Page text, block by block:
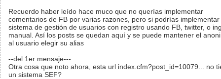
Recuerdo haber leído hace muco que no querías implementar
comentarios de FB por varias razones, pero si podrías implementar
sistema de gestión de usuarios con registro usando FB, twitter, o
manual. Así los posts se quedan aquí y se puede mantener el
al usuario elegir su alias
--del 1er mensaje---
Otra cosa que noto ahora, esta url index.cfm?post_id=10079... no
un sistema SEF?